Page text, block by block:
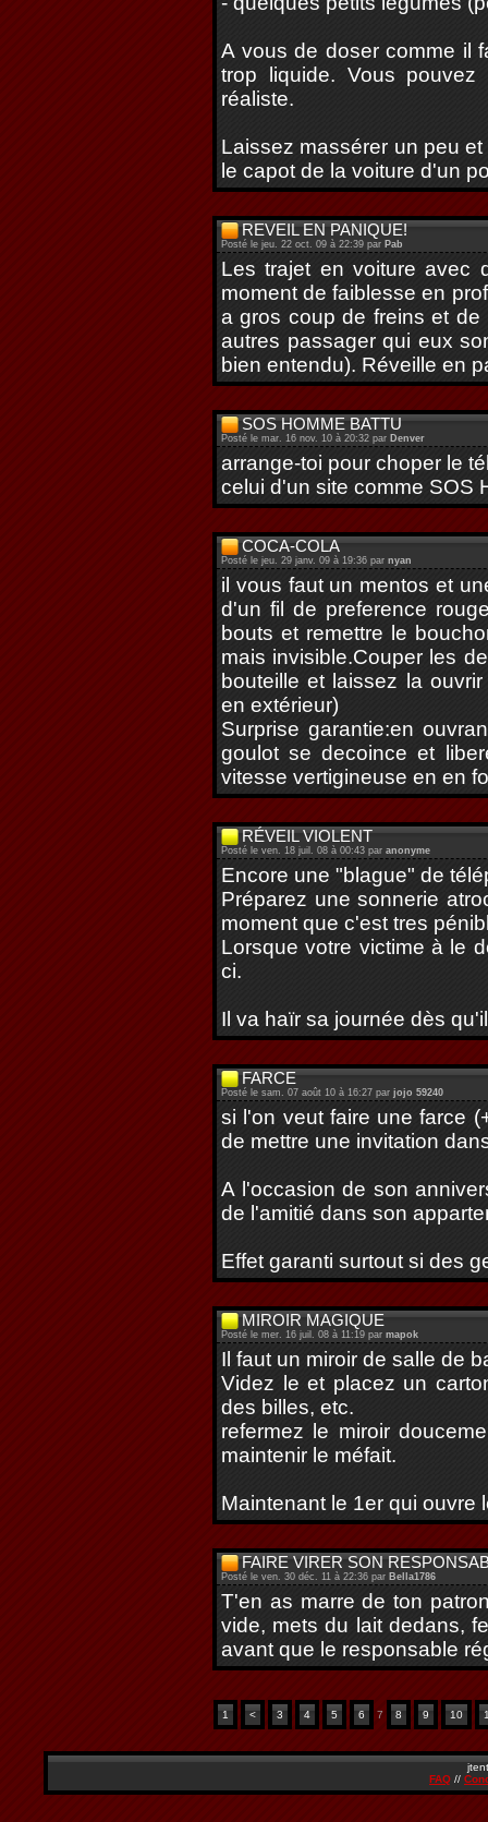
A vous de doser comme il
trop liquide. Vous
réaliste.
Laissez massérer un peu
le capot de la voiture d'un
REVEIL EN PANIQUE!
Posté le jeu. 22 oct. 09 à 22:39 par Pab
Les trajet en voiture avec
moment de faiblesse en
a gros coup de freins et
autres passager qui eux
bien entendu). Réveille en
SOS HOMME BATTU
Posté le mar. 16 nov. 10 à 20:32 par Denver
arrange-toi pour choper le
celui d'un site comme SOS
COCA-COLA
Posté le jeu. 29 janv. 09 à 19:36 par nyan
il vous faut un mentos et
d'un fil de preference
bouts et remettre le
mais invisible.Couper les
bouteille et laissez la
en extérieur)
Surprise garantie:en
goulot se decoince et
vitesse vertigineuse en en
RÉVEIL VIOLENT
Posté le ven. 18 juil. 08 à 00:43 par anonyme
Encore une "blague" de
Préparez une sonnerie
moment que c'est tres
Lorsque votre victime à le
ci.
Il va haïr sa journée dès
FARCE
Posté le sam. 07 août 10 à 16:27 par jojo 59240
si l'on veut faire une farce
de mettre une invitation
A l'occasion de son
de l'amitié dans son
Effet garanti surtout si des
MIROIR MAGIQUE
Posté le mer. 16 juil. 08 à 11:19 par mapok
Il faut un miroir de salle de
Videz le et placez un
des billes, etc.
refermez le miroir
maintenir le méfait.
Maintenant le 1er qui ouvre
FAIRE VIRER SON
Posté le ven. 30 déc. 11 à 22:36 par Bella1786
T'en as marre de ton
vide, mets du lait dedans,
avant que le responsable
1 < 3 4 5 6 7 8 9 10
FAQ //